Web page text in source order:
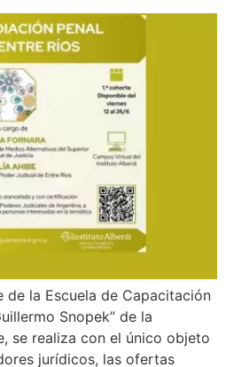
la Escuela de Capacitación
Snopek” de la
se realiza con el único objeto
jurídicos, las ofertas